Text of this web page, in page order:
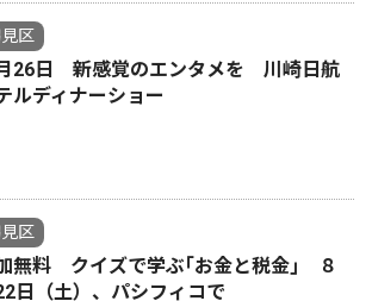
区
26日 新感覚のエンタメを 川崎日航
ルディナーショー
区
無料 クイズで学ぶ｢お金と税金｣ ８
日（土）、パシフィコで